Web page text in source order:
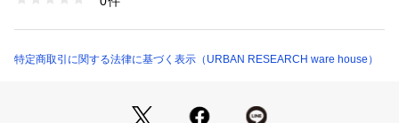
縦ラインを意識した立体的なシルエットが、上品な印象を引き
ITA7-17A017 （ショップ）
特定商取引に関する法律に基づく表示（URBAN RESEARCH ware house）